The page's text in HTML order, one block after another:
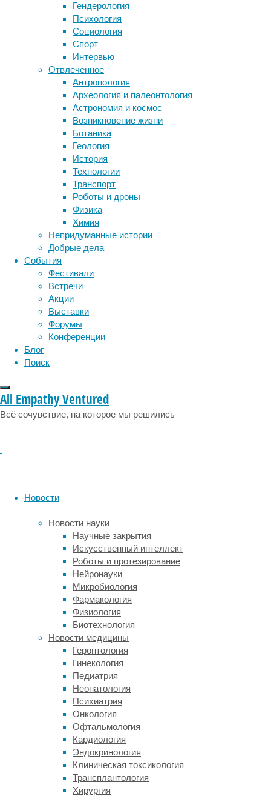
Гендерология
Психология
Социология
Спорт
Интервью
Отвлеченное
Антропология
Археология и палеонтология
Астрономия и космос
Возникновение жизни
Ботаника
Геология
История
Технологии
Транспорт
Роботы и дроны
Физика
Химия
Непридуманные истории
Добрые дела
События
Фестивали
Встречи
Акции
Выставки
Форумы
Конференции
Блог
Поиск
All Empathy Ventured
Всё сочувствие, на которое мы решились
Новости
Новости науки
Научные закрытия
Искусственный интеллект
Роботы и протезирование
Нейронауки
Микробиология
Фармакология
Физиология
Биотехнология
Новости медицины
Геронтология
Гинекология
Педиатрия
Неонатология
Психиатрия
Онкология
Офтальмология
Кардиология
Эндокринология
Клиническая токсикология
Трансплантология
Хирургия
По
данным
исследователей,
этот
процесс
тесно
связан
уровнем
стресса:
сильные
эмоциональные
нагрузки
заставляют
волосы
обесцвечиваться,
но
когда
они
прекращаются,
поседение
обращается
вспять.
Это
дает
надежду
на
позволит
надолго
устранять
постоянно
обесцветившиеся
пряди.
Седина —
один
из самых
явных
признаков
старения.
У большинства
людей
первые
седые
волосы
начинают
появляться
между
тридцатью
и сорока
годами,
после
чего
Метки
ДНК бактерии биология
биотехнология
генетика дети
здоровье знания
инструменты и методы
исследования
медицина
мозг наука
нейробиология
нейрофизиология
поведение
сон социальные проблемы
физиология